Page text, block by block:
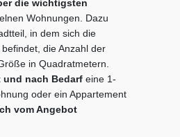
die wichtigsten
Wohnungen. Dazu
in dem sich die
die Anzahl der
in Quadratmetern.
und nach Bedarfeine 1-
oder ein Appartement
vom Angebot